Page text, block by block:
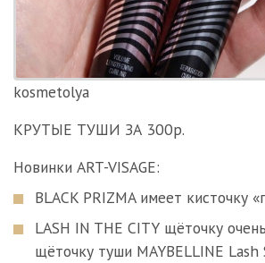
kosmetolya
КРУТЫЕ ТУШИ ЗА 300р.
Новинки ART-VISAGE:
BLACK PRIZMA имеет кисточку
LASH IN THE CITY щёточку
щёточку туши MAYBELLINE Lash